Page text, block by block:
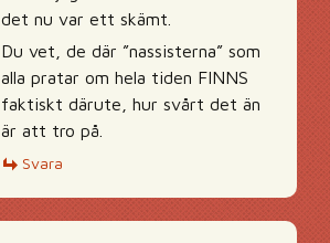
det nu var ett skämt.
Du vet, de där ”nassisterna” som
alla pratar om hela tiden FINNS
faktiskt därute, hur svårt det än
är att tro på.
Svara